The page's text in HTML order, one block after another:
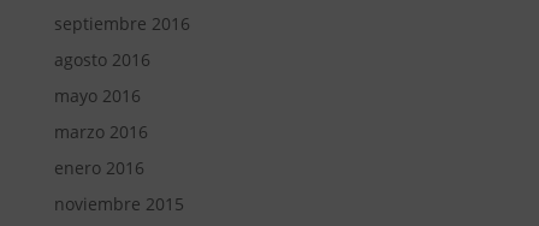
septiembre 2016
agosto 2016
mayo 2016
marzo 2016
enero 2016
noviembre 2015